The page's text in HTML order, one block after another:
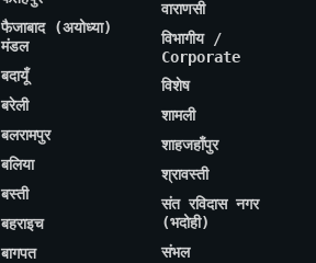
फैजाबाद (अयोध्या)
मंडल
बदायूँ
बरेली
बलरामपुर
बलिया
बस्ती
बहराइच
बागपत
वाराणसी
विभागीय /
Corporate
विशेष
शामली
शाहजहाँपुर
श्रावस्ती
संत रविदास नगर
(भदोही)
संभल